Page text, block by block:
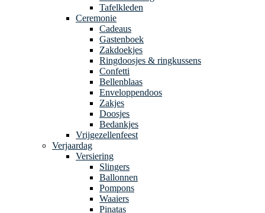
Tafelkleden
Ceremonie
Cadeaus
Gastenboek
Zakdoekjes
Ringdoosjes & ringkussens
Confetti
Bellenblaas
Enveloppendoos
Zakjes
Doosjes
Bedankjes
Vrijgezellenfeest
Verjaardag
Versiering
Slingers
Ballonnen
Pompons
Waaiers
Pinatas